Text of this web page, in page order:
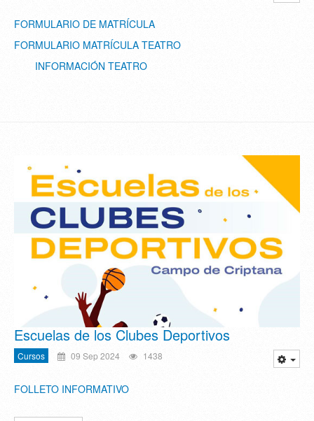
FORMULARIO DE MATRÍCULA
FORMULARIO MATRÍCULA TEATRO
INFORMACIÓN TEATRO
Escuelas de los Clubes Deportivos
Cursos 09 Sep 2024 1438
FOLLETO INFORMATIVO